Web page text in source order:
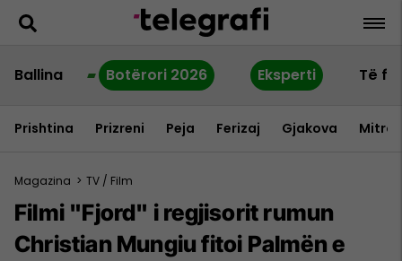
Ballina Botërori 2026 Eksperti Të
Prishtina Prizreni Peja Ferizaj Gjakova
Magazina > TV / Film
Filmi "Fjord" i regjisorit rumun
Christian Mungiu fitoi Palmën e